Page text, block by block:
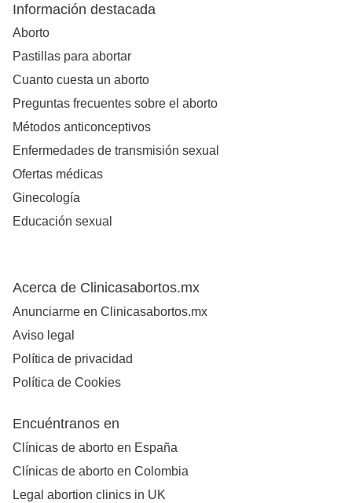
Información destacada
Aborto
Pastillas para abortar
Cuanto cuesta un aborto
Preguntas frecuentes sobre el aborto
Métodos anticonceptivos
Enfermedades de transmisión sexual
Ofertas médicas
Ginecología
Educación sexual
Acerca de Clinicasabortos.mx
Anunciarme en Clinicasabortos.mx
Aviso legal
Política de privacidad
Política de Cookies
Encuéntranos en
Clínicas de aborto en España
Clínicas de aborto en Colombia
Legal abortion clinics in UK